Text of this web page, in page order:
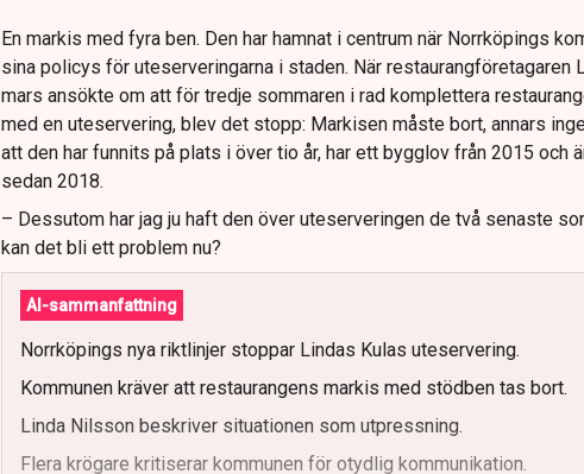
En markis med fyra ben. Den har hamnat i centrum när Norrköpings
sina policys för uteserveringarna i staden. När restaurangföretagaren
mars ansökte om att för tredje sommaren i rad komplettera
med en uteservering, blev det stopp: Markisen måste bort, annars
att den har funnits på plats i över tio år, har ett bygglov från 2015 och
sedan 2018.
– Dessutom har jag ju haft den över uteserveringen de två senaste
kan det bli ett problem nu?
AI-sammanfattning
Norrköpings nya riktlinjer stoppar Lindas Kulas uteservering.
Kommunen kräver att restaurangens markis med stödben tas bort.
Linda Nilsson beskriver situationen som utpressning.
Flera krögare kritiserar kommunen för otydlig kommunikation.